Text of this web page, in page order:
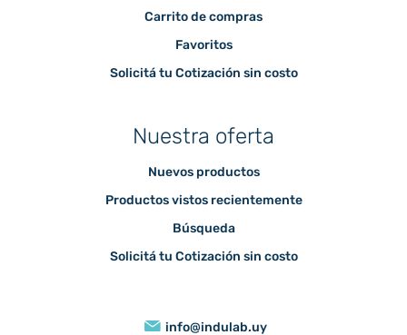
Carrito de compras
Favoritos
Solicitá tu Cotización sin costo
Nuestra oferta
Nuevos productos
Productos vistos recientemente
Búsqueda
Solicitá tu Cotización sin costo
info@indulab.uy